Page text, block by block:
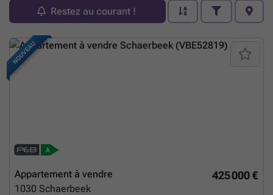
Restez au courant !
NOUVEAU
425 000 €
Appartement à vendre
1030 Schaerbeek